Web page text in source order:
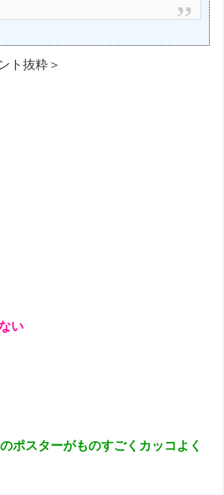
ト抜粋＞
い
ポスターがものすごくカッコよく